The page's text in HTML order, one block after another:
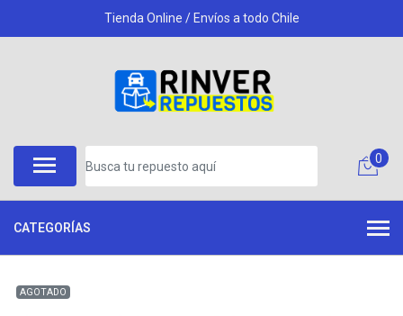
Tienda Online / Envíos a todo Chile
0
CATEGORÍAS
AGOTADO